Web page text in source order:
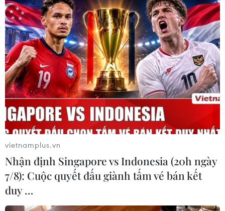
#Máy bay chiến đấu Nga
#Máy bay ném bom Mỹ
#Su-30
#Su-35 #MiG-31 Mỹ Nga
Theo dõi VietnamPlus
vietnamplus.vn
Nhận định Singapore vs Indonesia (20h ngày
7/8): Cuộc quyết đấu giành tấm vé bán kết
duy …